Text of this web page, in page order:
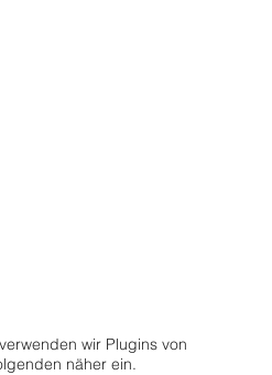
wir Plugins von
näher ein.